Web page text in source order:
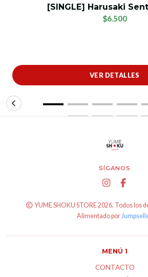
[SINGLE] Harusaki
$6.500
VER DETALLES
SÍGANOS
YUME SHOKU STORE 2026. Todos los
Alimentado por
MENÚ 1
CONTACTO